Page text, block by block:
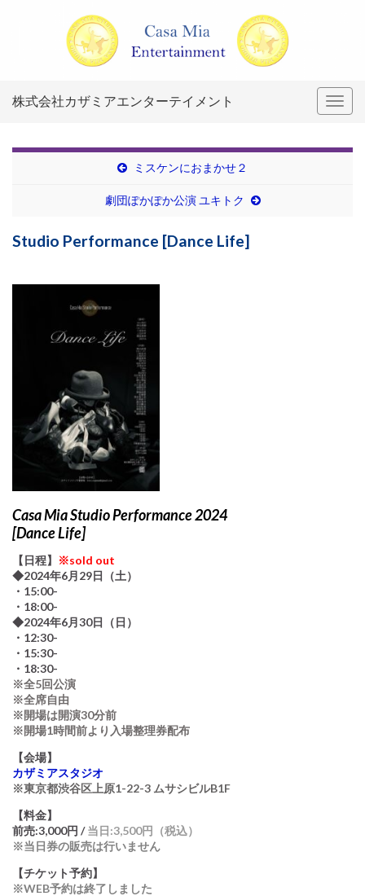
株式会社カザミアエンターテイメント
ミスケンにおまかせ２
劇団ぽかぽか公演 ユキトク
Studio Performance [Dance Life]
Casa Mia Studio Performance 2024
[Dance Life]
【日程】
※sold out
◆2024年6月29日（土）
・15:00-
・18:00-
◆2024年6月30日（日）
・12:30-
・15:30-
・18:30-
※全5回公演
※全席自由
※開場は開演30分前
※開場1時間前より入場整理券配布
【会場】
カザミアスタジオ
※東京都渋谷区上原1-22-3 ムサシビルB1F
【料金】
前売:3,000円 /当日:3,500円（税込）
※当日券の販売は行いません
【チケット予約】
※WEB予約は終了しました